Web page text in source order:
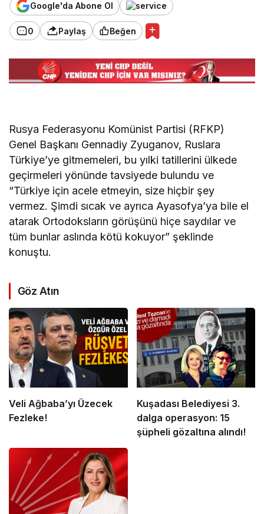
Google'da Abone Ol
0 Paylaş Beğen
Rusya Federasyonu Komünist Partisi (RFKP)
Genel Başkanı Gennadiy Zyuganov, Ruslara
Türkiye’ye gitmemeleri, bu yılki tatillerini ülkede
geçirmeleri yönünde tavsiyede bulundu ve
“Türkiye için acele etmeyin, size hiçbir şey
vermez. Şimdi sıcak ve ayrıca Ayasofya’ya bile el
atarak Ortodoksların görüşünü hiçe saydılar ve
tüm bunlar aslında kötü kokuyor” şeklinde
konuştu.
Göz Atın
Veli Ağbaba’yı Üzecek
Fezleke!
Kuşadası Belediyesi 3.
dalga operasyon: 15
şüpheli gözaltına alındı!